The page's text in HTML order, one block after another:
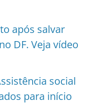
após salvar
DF. Veja vídeo
social
para início